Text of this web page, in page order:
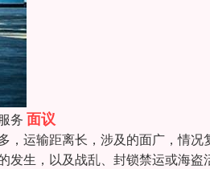
务 面议
，运输距离长，涉及的面广，情
发生，以及战乱、封锁禁运或海